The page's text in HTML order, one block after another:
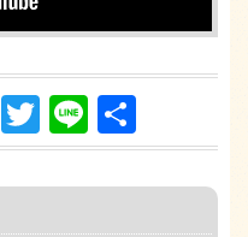
Facebook
Twitter
Line
有